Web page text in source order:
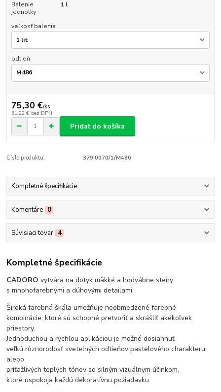
Balenie
jednotky
1 l
veľkosť balenia
odtieň
75,30 €/ks
61,22 € bez DPH
Pridať do košíka
Číslo produktu: 379 0070/1/M486
Kompletné špecifikácie
Komentáre 0
Súvisiaci tovar 4
Kompletné špecifikácie
CADORO vytvára na dotyk mäkké a hodvábne steny
s mnohofarebnými a dúhovými detailami.
Široká farebná škála umožňuje neobmedzené farebné
kombinácie, ktoré sú schopné pretvoriť a skrášliť akékoľvek
priestory.
Jednoduchou a rýchlou aplikáciou je možné dosiahnuť
veľkú rôznorodosť svetelných odtieňov pastelového charakteru
alebo
príťažlivých teplých tónov so silným vizuálnym účinkom,
ktoré uspokoja každú dekoratívnu požiadavku.